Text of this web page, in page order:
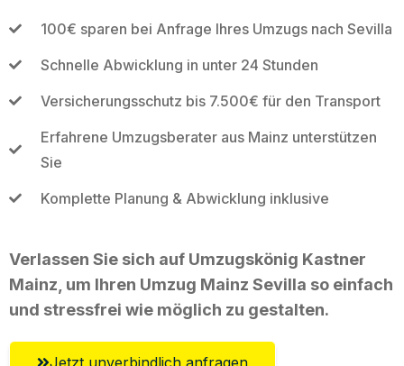
100€ sparen bei Anfrage Ihres Umzugs nach Sevilla
Schnelle Abwicklung in unter 24 Stunden
Versicherungsschutz bis 7.500€ für den Transport
Erfahrene Umzugsberater aus Mainz unterstützen
Sie
Komplette Planung & Abwicklung inklusive
Verlassen Sie sich auf Umzugskönig Kastner
Mainz, um Ihren Umzug Mainz Sevilla so einfach
und stressfrei wie möglich zu gestalten.
Jetzt unverbindlich anfragen